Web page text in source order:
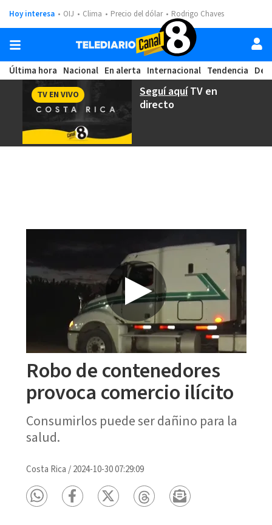
Hoy interesa OIJ Clima Precio del dólar Rodrigo Chaves
Última hora Nacional En alerta Internacional Tendencia
Seguí aquíTV en
directo
TV EN VIVO
Robo de contenedores
provoca comercio ilícito
Consumirlos puede ser dañino para la
salud.
Costa Rica /2024-10-30 07:29:09